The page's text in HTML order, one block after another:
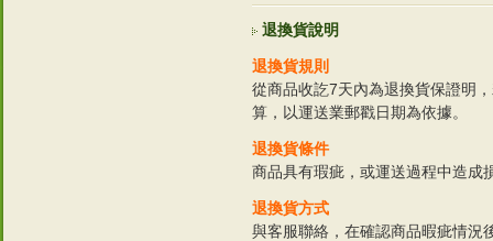
退換貨說明
退換貨規則
從商品收訖7天內為退換貨保證明
算，以運送業郵戳日期為依據。
退換貨條件
商品具有瑕疵，或運送過程中造成
退換貨方式
與客服聯絡，在確認商品暇疵情況